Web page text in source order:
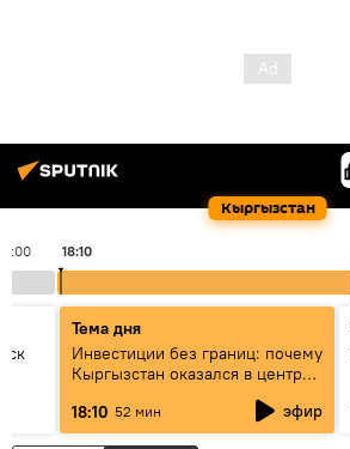
Кыргызстан
18:10
Тема дня
Инвестиции без границ: почему
Кыргызстан оказался в центре
18:10 52 мин эфир